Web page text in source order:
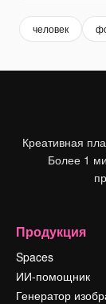
человек
Креативная
Более 1
Продукция
Spaces
ИИ-помощник
Генератор